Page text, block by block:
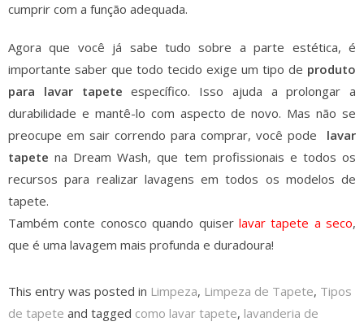
cumprir com a função adequada.
Agora que você já sabe tudo sobre a parte estética, é
importante saber que todo tecido exige um tipo de produto
para lavar tapeteespecífico. Isso ajuda a prolongar a
durabilidade e mantê-lo com aspecto de novo. Mas não se
preocupe em sair correndo para comprar, você pode
lavar
tapetena Dream Wash, que tem profissionais e todos os
recursos para realizar lavagens em todos os modelos de
tapete.
Também conte conosco quando quiser lavar tapete a seco,
que é uma lavagem mais profunda e duradoura!
This entry was posted in Limpeza, Limpeza de Tapete, Tipos
de tapete and tagged como lavar tapete, lavanderia de